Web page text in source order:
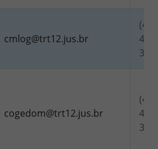
cmlog@trt12.jus.br
cogedom@trt12.jus.br